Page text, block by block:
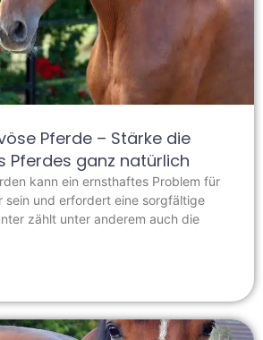
Pferde – Stärke die
Pferdes ganz natürlich
kann ein ernsthaftes Problem für
sein und erfordert eine sorgfältige
zählt unter anderem auch die